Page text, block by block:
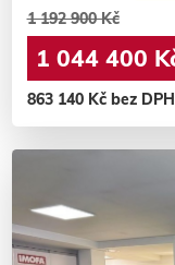
1 192 900 Kč
1 044 400
863 140 Kč bez DPH